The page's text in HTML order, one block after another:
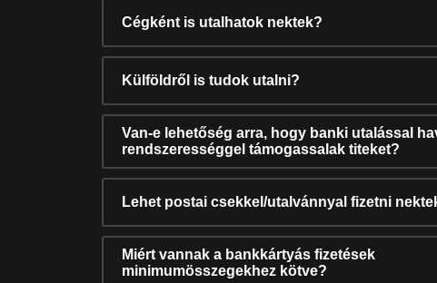
Cégként is utalhatok nektek?
Külföldről is tudok utalni?
Van-e lehetőség arra, hogy banki utalással
rendszerességgel támogassalak titeket?
Lehet postai csekkel/utalvánnyal fizetni
Miért vannak a bankkártyás fizetések
minimumösszegekhez kötve?